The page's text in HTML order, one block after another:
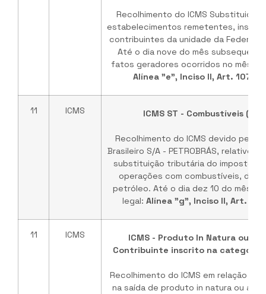
Recolhimento do ICMS Substituição
estabelecimentos remetentes,
contribuintes da unidade da
Até o dia nove do mês
fatos geradores ocorridos no mês
Alínea "e", Inciso II, Art. 107 do
11 ICMS ICMS ST - Combustíveis
Recolhimento do ICMS devido pela
Brasileiro S/A - PETROBRÁS, relativo
substituição tributária do imposto
operações com combustíveis,
petróleo. Até o dia dez 10 do mês
legal: Alínea "g", Inciso II, Art. 107
11 ICMS
ICMS - Produto In Natura ou
Contribuinte inscrito na categoria
Recolhimento do ICMS em relação
na saída de produto in natura ou